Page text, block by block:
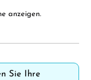
anzeigen.
Sie Ihre